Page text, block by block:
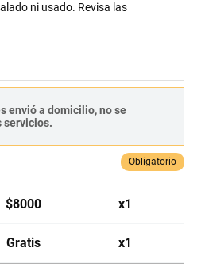
ni usado. Revisa las
envió a domicilio, no se
servicios.
Obligatorio
$8000 x1
Gratis x1